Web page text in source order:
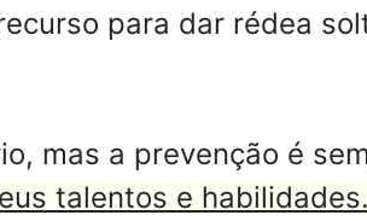
para dar rédea
mas a prevenção é
talentos e habilidades.